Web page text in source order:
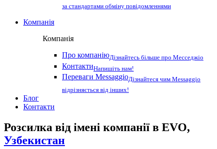
за стандартами обміну повідомленнями
Компанія
Компанія
Про компаніюДізнайтесь більше про Месседжіо
КонтактиНапишіть нам!
Переваги MessaggioДізнайтеся чим Messaggio
відрізняється від інших!
Блог
Контакти
Розсилка від імені компанії в EVO,
Узбекистан